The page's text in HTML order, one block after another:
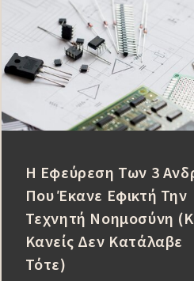
Η Εφεύρεση Των 3
Που Έκανε Εφικτή Την
Τεχνητή Νοημοσύνη
Κανείς Δεν Κατάλαβε
Τότε)